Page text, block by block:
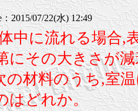
07/22(水) 12:49
中に流れる場合,
にその大きさが
の材料のうち,室
はどれか。